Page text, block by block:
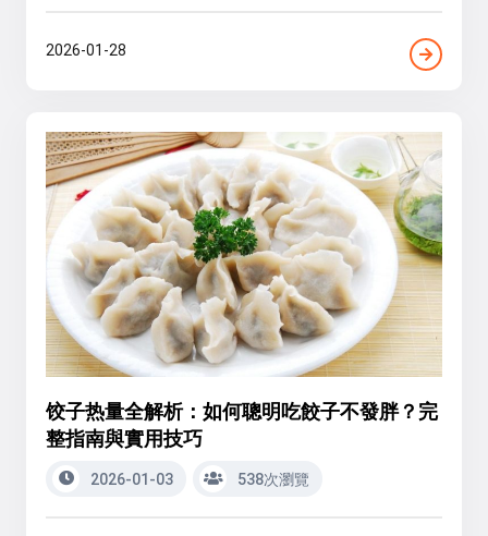
2026-01-28
饺子热量全解析：如何聰明吃餃子不發胖？完
整指南與實用技巧
2026-01-03 538次瀏覽